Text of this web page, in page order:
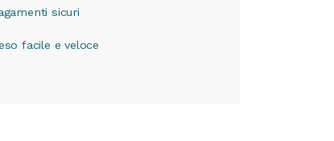
sicuri
facile e veloce